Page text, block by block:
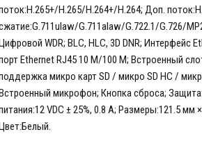
H.265/H.264+/H.264; Доп.
G.711alaw/G.722.1/G.726/
WDR; BLC, HLC, 3D DNR; Интерфейс
Ethernet RJ45 10 M/100 M; Встроенный
микро карт SD / микро SD HC /
микрофон; Кнопка сброса;
VDC ± 25%, 0.8 A; Размеры:121.5 мм